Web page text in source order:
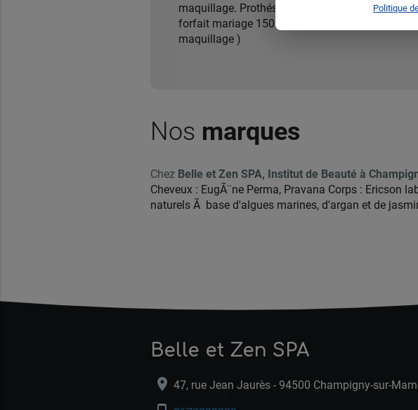
maquillage. Prothésiste ongulaire : Résine, gel
forfait mariage 150 euros ( essai coiffure, essai
maquillage )
Nos marques
Chez Belle et Zen SPA, Institut de Beauté à
Cheveux : EugÃ¨ne Perma, Pravana Corps : Ericson
naturels Ã base d'algues marines, d'argan et de
Belle et Zen SPA
location_on 47, rue Jean Jaurès - 94500 Champigny-sur-
Politique